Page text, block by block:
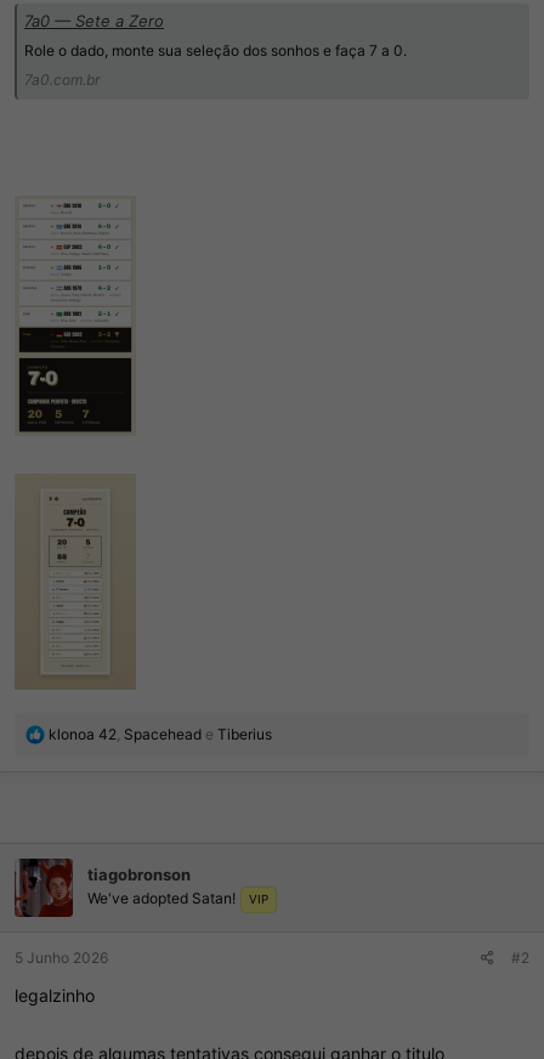
7a0 — Sete a Zero
Role o dado, monte sua seleção dos sonhos e faça 7 a 0.
7a0.com.br
R
s
:
klonoa 42, Spacehead e Tiberius
tiagobronson
We've adopted Satan! VIP
5 Junho 2026 #2
legalzinho
depois de algumas tentativas consegui ganhar o titulo